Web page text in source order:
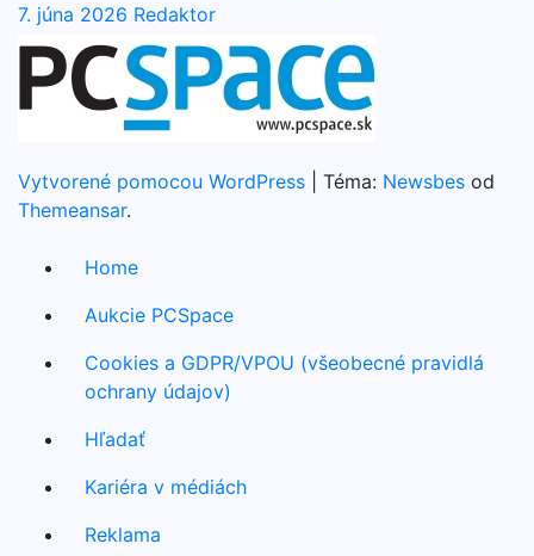
7. júna 2026 Redaktor
Vytvorené pomocou WordPress Téma: Newsbes od
Themeansar.
Home
Aukcie PCSpace
Cookies a GDPR/VPOU (všeobecné pravidlá
ochrany údajov)
Hľadať
Kariéra v médiách
Reklama